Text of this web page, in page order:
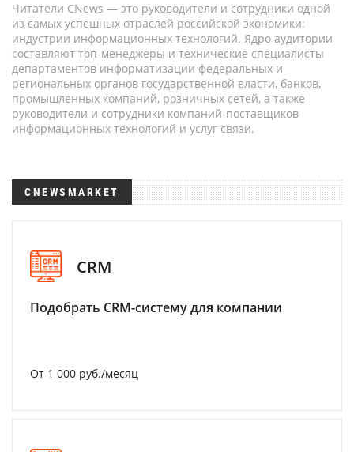
Читатели CNews — это руководители и сотрудники одной
из самых успешных отраслей российской экономики:
индустрии информационных технологий. Ядро аудитории
составляют топ-менеджеры и технические специалисты
департаментов информатизации федеральных и
региональных органов государственной власти, банков,
промышленных компаний, розничных сетей, а также
руководители и сотрудники компаний-поставщиков
информационных технологий и услуг связи.
CNEWSMARKET
CRM
Подобрать CRM-систему для компании
От 1 000 руб./месяц